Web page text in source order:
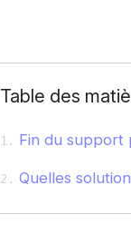
Table des
Fin du support
Quelles